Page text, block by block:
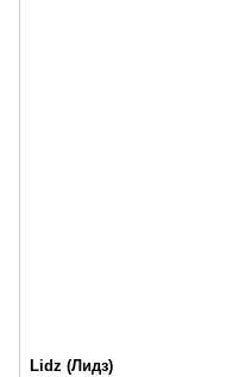
Lidz (Лидз)